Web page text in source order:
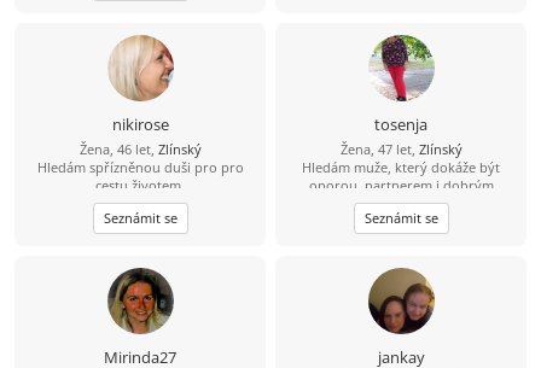
nikirose
Žena, 46 let, Zlínský
Hledám spřízněnou duši pro pro
cestu životem.
Seznámit se
tosenja
Žena, 47 let, Zlínský
Hledám muže, který dokáže být
oporou, partnerem i dobrým
kamarádem 2 mých menších dětí.
Seznámit se
Mirinda27 jankay